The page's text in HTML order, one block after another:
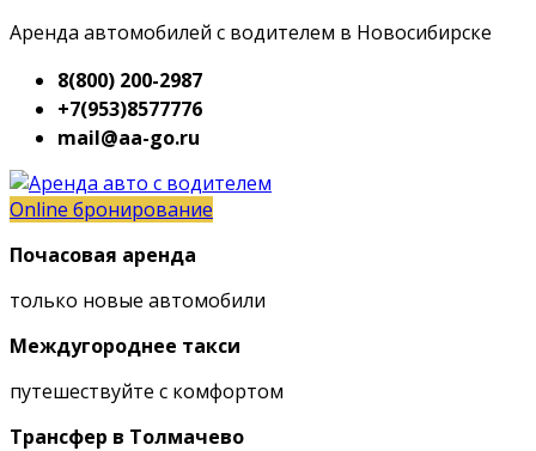
Аренда автомобилей с водителем в Новосибирске
8(800) 200-2987
+7(953)8577776
mail@aa-go.ru
Online бронирование
Почасовая аренда
только новые автомобили
Междугороднее такси
путешествуйте с комфортом
Трансфер в Толмачево